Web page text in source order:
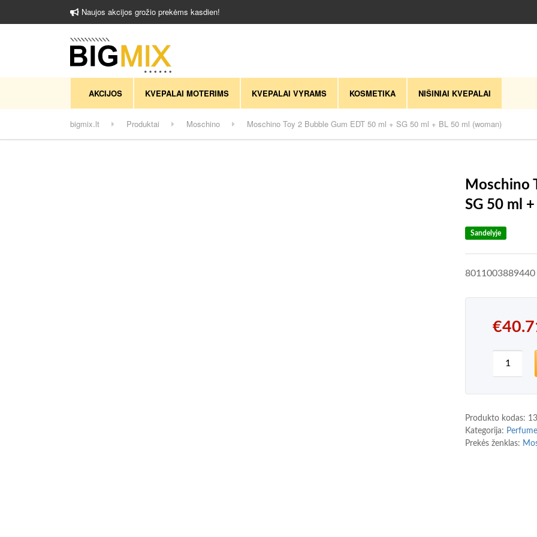
Naujos akcijos grožio prekėms kasdien!
AKCIJOS KVEPALAI MOTERIMS KVEPALAI VYRAMS KOSMETIKA NIŠINIAI KVEPALAI
bigmix.lt Produktai Moschino Moschino Toy 2 Bubble Gum EDT 50 ml + SG 50 ml + BL 50 ml (woman)
Moschino
SG 50 ml
Sandelyje
8011003889440
€
Produkto kodas:
Kategorija:
Prekės ženklas: